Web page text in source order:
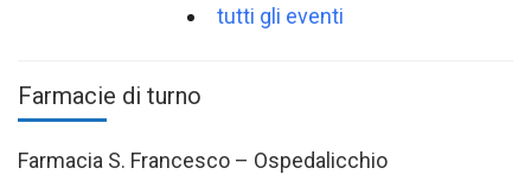
tutti gli eventi
Farmacie di turno
Farmacia S. Francesco – Ospedalicchio